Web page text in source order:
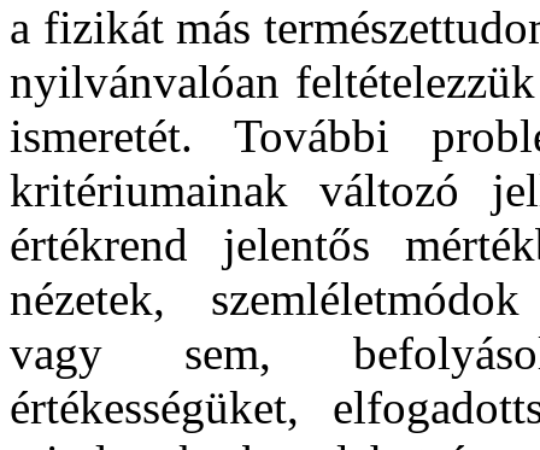
a fizikát más
nyilvánvalóan
ismeretét. További
kritériumainak változó
értékrend jelentős
nézetek,
vagy sem,
értékességüket,